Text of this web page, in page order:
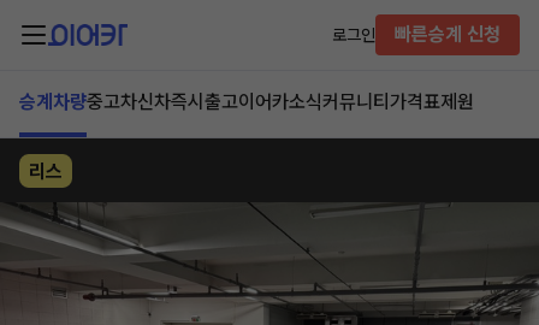
로그인 빠른승계 신청
승계차량중고차신차즉시출고이어카소식커뮤니티 가격표제원
리스